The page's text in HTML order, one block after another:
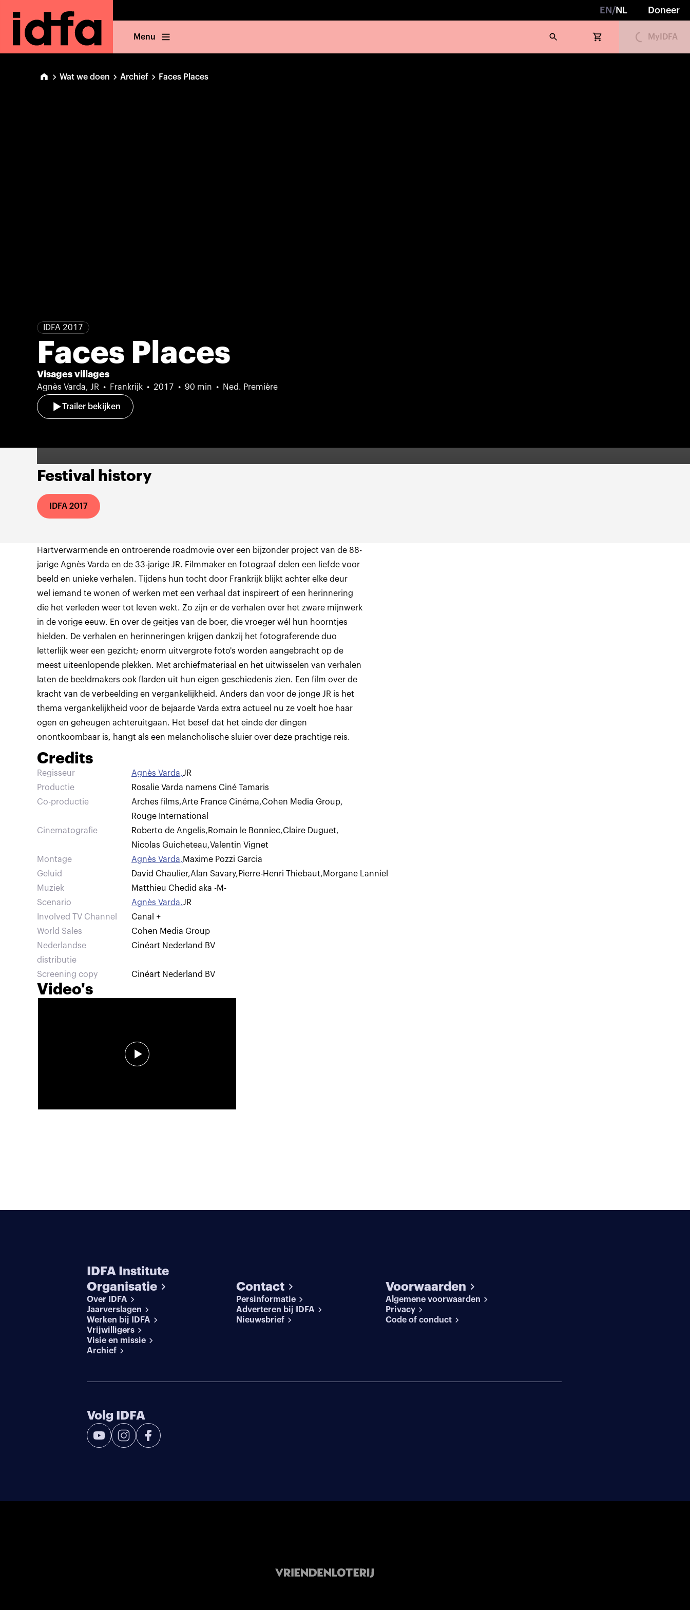
EN /NL Doneer
Menu Loading... MyIDFA
Wat we doen Archief Faces Places
IDFA 2017
Faces Places
Visages villages
Agnès Varda, JR Frankrijk 2017 90 min Ned. Première
Trailer bekijken
Festival history
IDFA 2017
Hartverwarmende en ontroerende roadmovie over een bijzonder project van de 88-
jarige Agnès Varda en de 33-jarige JR. Filmmaker en fotograaf delen een liefde voor
beeld en unieke verhalen. Tijdens hun tocht door Frankrijk blijkt achter elke deur
wel iemand te wonen of werken met een verhaal dat inspireert of een herinnering
die het verleden weer tot leven wekt. Zo zijn er de verhalen over het zware mijnwerk
in de vorige eeuw. En over de geitjes van de boer, die vroeger wél hun hoorntjes
hielden. De verhalen en herinneringen krijgen dankzij het fotograferende duo
letterlijk weer een gezicht; enorm uitvergrote foto's worden aangebracht op de
meest uiteenlopende plekken. Met archiefmateriaal en het uitwisselen van verhalen
laten de beeldmakers ook flarden uit hun eigen geschiedenis zien. Een film over de
kracht van de verbeelding en vergankelijkheid. Anders dan voor de jonge JR is het
thema vergankelijkheid voor de bejaarde Varda extra actueel nu ze voelt hoe haar
ogen en geheugen achteruitgaan. Het besef dat het einde der dingen
onontkoombaar is, hangt als een melancholische sluier over deze prachtige reis.
Credits
Regisseur Agnès Varda,JR
Productie
Rosalie Varda namens Ciné Tamaris
Co-productie
Arches films,Arte France Cinéma,Cohen Media Group,
Rouge International
Cinematografie
Roberto de Angelis,Romain le Bonniec,Claire Duguet,
Nicolas Guicheteau,Valentin Vignet
Montage
Agnès Varda,Maxime Pozzi Garcia
Geluid
David Chaulier,Alan Savary,Pierre-Henri Thiebaut,Morgane Lanniel
Muziek
Matthieu Chedid aka -M-
Scenario
Agnès Varda,JR
Involved TV Channel
Canal +
World Sales
Cohen Media Group
Nederlandse
distributie
Cinéart Nederland BV
Screening copy Cinéart Nederland BV
Video's
IDFA Institute
Organisatie
Over IDFA
Jaarverslagen
Werken bij IDFA
Vrijwilligers
Visie en missie
Archief
Contact
Persinformatie
Adverteren bij IDFA
Nieuwsbrief
Voorwaarden
Algemene voorwaarden
Privacy
Code of conduct
Volg IDFA